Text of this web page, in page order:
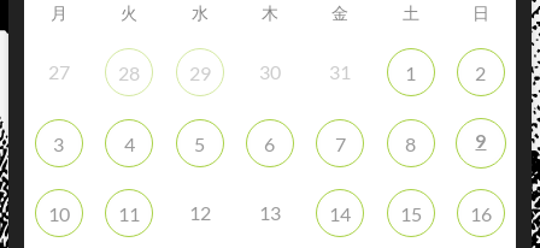
月 火 水 木 金 土 日
27 28 29 30 31 1 2
3 4 5 6 7 8 9
10 11 12 13 14 15 16